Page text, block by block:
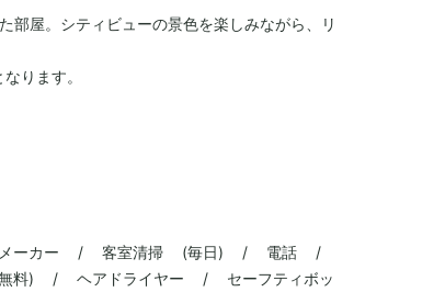
屋。シティビューの景色を楽しみながら、リ
ります。
ーカー / 客室清掃 (毎日) / 電話 /
料) / ヘアドライヤー / セーフティボッ